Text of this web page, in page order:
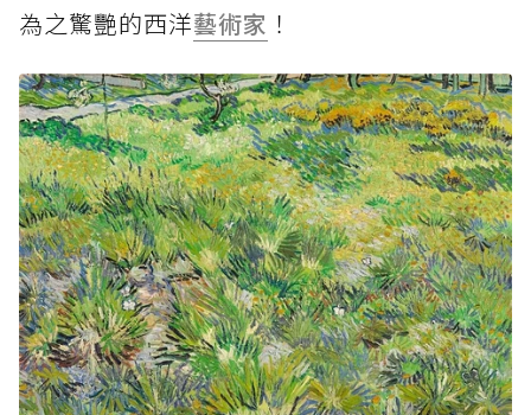
為之驚艷的西洋藝術家 ！